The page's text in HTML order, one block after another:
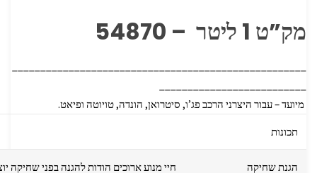
מק”ט 1 ליטר – 54870
מיועד – עבור היצרני הרכב פג’ו, סיטרואן, הונדה, טויוטה ופיאט.
תכונות
הגנת שחיקה חיי מנוע ארוכים הודות להגנה בפני שחיקה